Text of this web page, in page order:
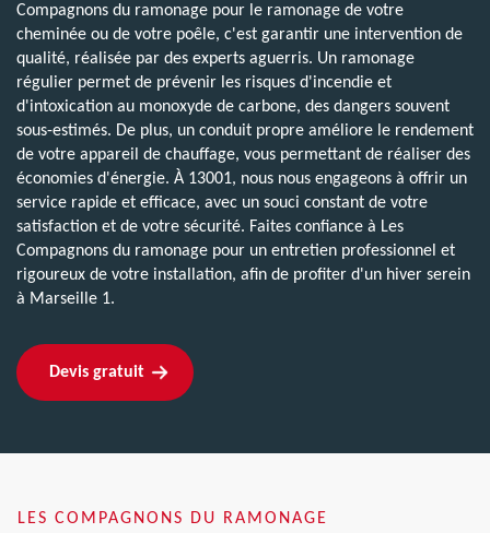
Compagnons du ramonage pour le ramonage de votre
cheminée ou de votre poêle, c'est garantir une intervention de
qualité, réalisée par des experts aguerris. Un ramonage
régulier permet de prévenir les risques d'incendie et
d'intoxication au monoxyde de carbone, des dangers souvent
sous-estimés. De plus, un conduit propre améliore le rendement
de votre appareil de chauffage, vous permettant de réaliser des
économies d'énergie. À 13001, nous nous engageons à offrir un
service rapide et efficace, avec un souci constant de votre
satisfaction et de votre sécurité. Faites confiance à Les
Compagnons du ramonage pour un entretien professionnel et
rigoureux de votre installation, afin de profiter d'un hiver serein
à Marseille 1.
Devis gratuit
LES COMPAGNONS DU RAMONAGE